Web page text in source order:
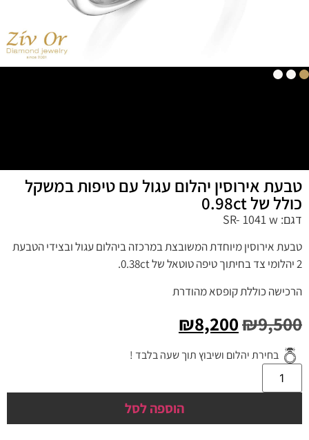
טבעת אירוסין יהלום עגול עם טיפות במשקל
כולל של 0.98ct
דגם: SR- 1041 w
טבעת אירוסין מיוחדת המשובצת במרכזה ביהלום עגול ובצידי הטבעת
2 יהלומי צד בחיתוך טיפה טוטאל של 0.38ct.
הרכישה כוללת קופסא מהודרת
₪9,500
₪8,200
בחירת יהלום ושיבוץ תוך שעה בלבד !
הוספה לסל